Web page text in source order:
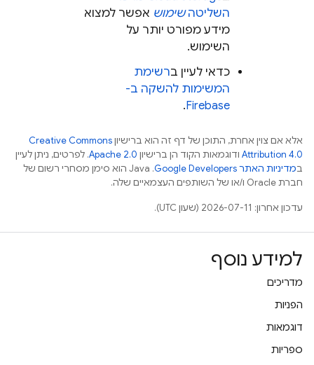
השליטהשימוש אפשר למצוא
מידע מפורט יותר על
השימוש.
כדאי לעיין ברשימת
המשימות להשקה ב-
Firebase
.
אלא אם צוין אחרת, התוכן של דף זה הוא ברישיוןCreative Commons
Attribution 4.0 ודוגמאות הקוד הן ברישיון Apache 2.0. לפרטים, ניתן לעיין
במדיניות האתר Google Developers‏
.‏ Java הוא סימן מסחרי רשום של
חברת Oracle ו/או של השותפים העצמאיים שלה.
עדכון אחרון: 2026-07-11 (שעון UTC).
למידע נוסף
מדריכים
הפניות
דוגמאות
ספריות